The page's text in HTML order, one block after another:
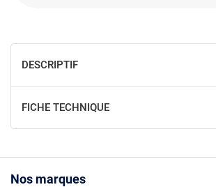
DESCRIPTIF
FICHE TECHNIQUE
Nos marques